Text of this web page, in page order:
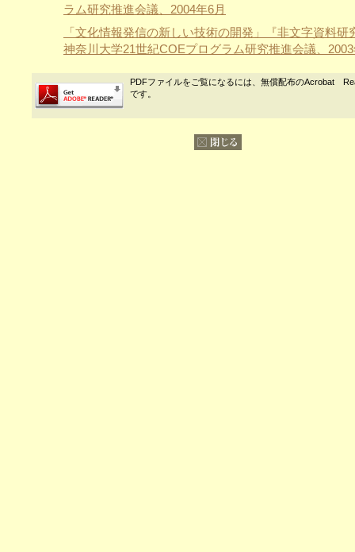
ラム研究推進会議、2004年6月
「文化情報発信の新しい技術の開発」『非文字資料
神奈川大学21世紀COEプログラム研究推進会議、
PDFファイルをご覧になるには、無償配布のAcrobat
です。